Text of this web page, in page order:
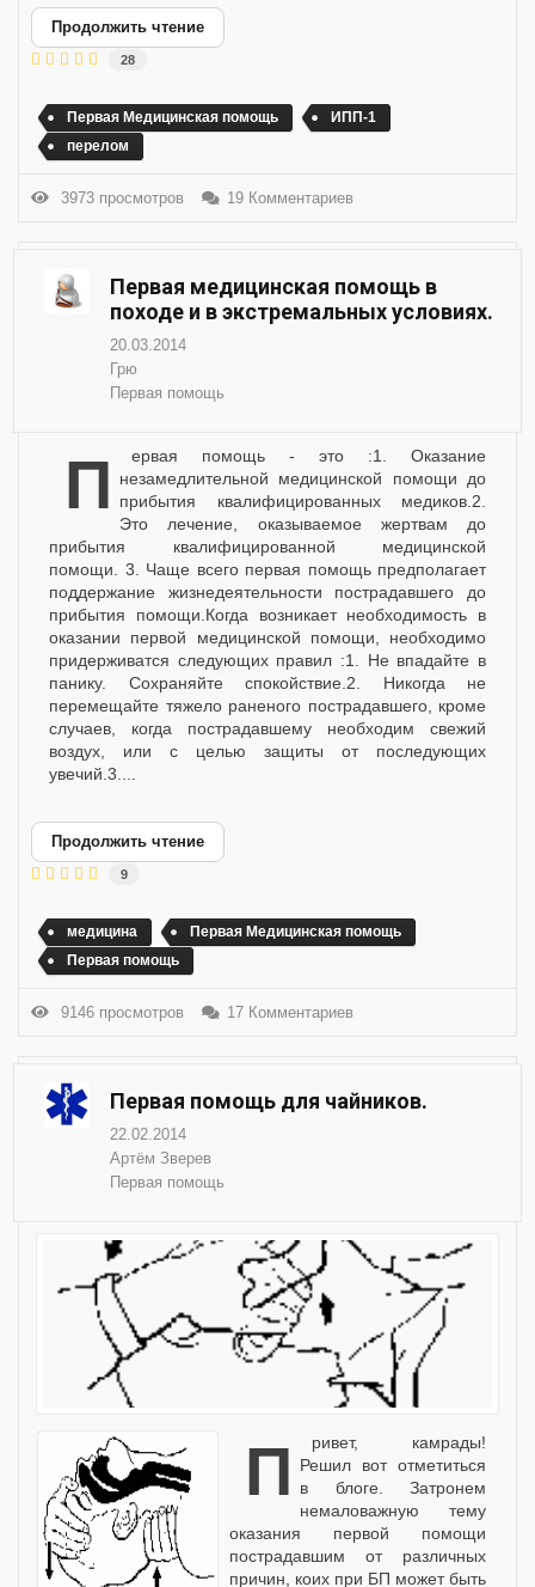
Продолжить чтение
28
Первая Медицинская помощь
ИПП-1
перелом
3973 просмотров 19 Комментариев
Первая медицинская помощь в
походе и в экстремальных условиях.
20.03.2014
Грю
Первая помощь
Первая помощь - это :1. Оказание
незамедлительной медицинской помощи до
прибытия квалифицированных медиков.2.
Это лечение, оказываемое жертвам до
прибытия квалифицированной медицинской
помощи. 3. Чаще всего первая помощь предполагает
поддержание жизнедеятельности пострадавшего до
прибытия помощи.Когда возникает необходимость в
оказании первой медицинской помощи, необходимо
придерживатся следующих правил :1. Не впадайте в
панику. Сохраняйте спокойствие.2. Никогда не
перемещайте тяжело раненого пострадавшего, кроме
случаев, когда пострадавшему необходим свежий
воздух, или с целью защиты от последующих
увечий.3....
Продолжить чтение
9
медицина
Первая Медицинская помощь
Первая помощь
9146 просмотров 17 Комментариев
Первая помощь для чайников.
22.02.2014
Артём Зверев
Первая помощь
Привет, камрады!
Решил вот отметиться
в блоге. Затронем
немаловажную тему
оказания первой помощи
пострадавшим от различных
причин, коих при БП может быть